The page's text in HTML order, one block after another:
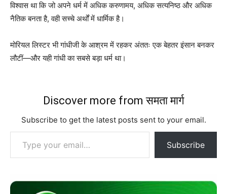
विश्वास था कि जो अपने धर्म में अधिक करुणामय, अधिक सत्यनिष्ठ और अधिक
नैतिक बनता है, वही सच्चे अर्थों में धार्मिक है।
मोरियल लिस्टर भी गांधीजी के आश्रम में रहकर अंततः एक बेहतर इंसान बनकर
लौटीं—और यही गांधी का सबसे बड़ा धर्म था।
Discover more from समता मार्ग
Subscribe to get the latest posts sent to your email.
Type your email…
Subscribe